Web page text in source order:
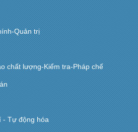
Quản trị
chất lượng-Kiểm tra-Pháp chế
- Tự động hóa